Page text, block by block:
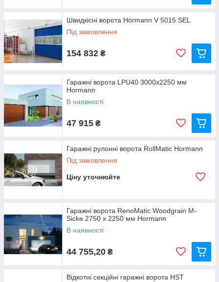
Швидкісні ворота Hörmann V 5015 SEL
Під замовлення
154 832 ₴
Гаражні ворота LPU40 3000х2250 мм
Hormann
В наявності
47 915 ₴
Гаражні рулонні ворота RollMatic Hormann
Під замовлення
Ціну уточнюйте
Гаражні ворота RenoMatic Woodgrain M-
Sicke 2750 x 2250 мм Hormann
В наявності
44 755,20 ₴
Відкотні секційні гаражні ворота HST